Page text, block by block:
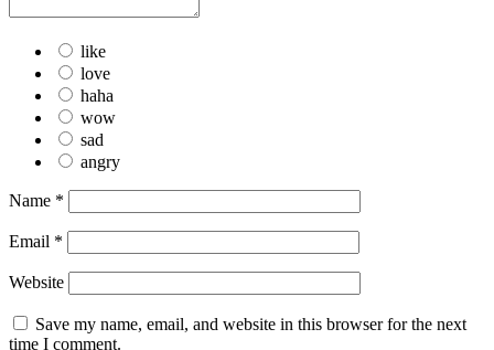
like
love
haha
wow
sad
angry
Name *
Email *
Website
Save my name, email, and website in this browser for the next
time I comment.